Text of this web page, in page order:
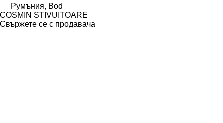
Румъния, Bod
COSMIN STIVUITOARE
Свържете се с продавача